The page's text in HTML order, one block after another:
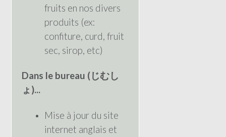
fruits en nos divers
produits (ex:
confiture, curd, fruit
sec, sirop, etc)
Dans le bureau (じむし
ょ)...
Mise à jour du site
internet anglais et